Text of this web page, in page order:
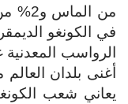
من
الرواسب
أغنى بلدان
يعاني شعب